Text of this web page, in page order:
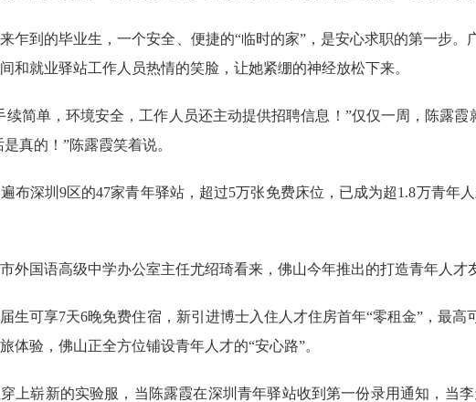
到的毕业生，一个安全、便捷的“临时的家”，是安心求职的第一步。
和就业驿站工作人员热情的笑脸，让她紧绷的神经放松下来。
单，环境安全，工作人员还主动提供招聘信息！”仅仅一周，陈露霞
是真的！”陈露霞笑着说。
深圳9区的47家青年驿站，超过5万张免费床位，已成为超1.8万青年
国语高级中学办公室主任尤绍琦看来，佛山今年推出的打造青年人才
可享7天6晚免费住宿，新引进博士入住人才住房首年“零租金”，最高
体验，佛山正全方位铺设青年人才的“安心路”。
崭新的实验服，当陈露霞在深圳青年驿站收到第一份录用通知，当